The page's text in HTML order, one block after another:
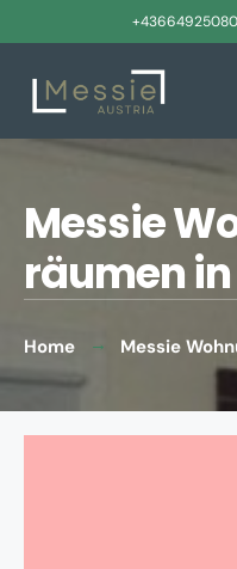
Messie
räumen
Home Messie